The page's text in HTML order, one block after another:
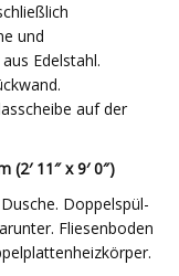
und
Edelstahl.
auf der
(2′ 11″ x 9′ 0″)
Doppelspül-
Fliesenboden